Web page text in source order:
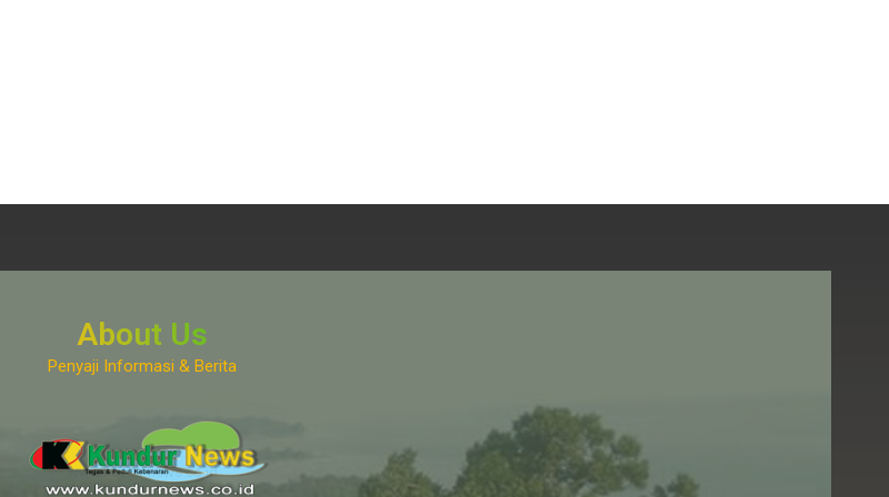
About Us
Penyaji Informasi & Berita
www.kundurnews.co.id